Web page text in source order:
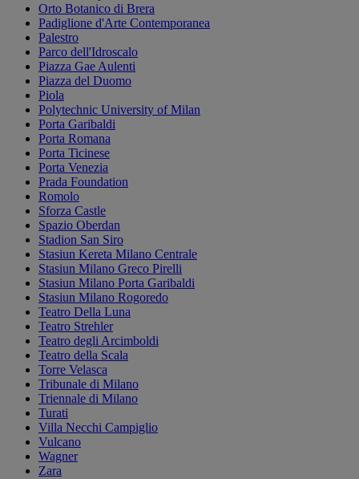
Orto Botanico di Brera
Padiglione d'Arte Contemporanea
Palestro
Parco dell'Idroscalo
Piazza Gae Aulenti
Piazza del Duomo
Piola
Polytechnic University of Milan
Porta Garibaldi
Porta Romana
Porta Ticinese
Porta Venezia
Prada Foundation
Romolo
Sforza Castle
Spazio Oberdan
Stadion San Siro
Stasiun Kereta Milano Centrale
Stasiun Milano Greco Pirelli
Stasiun Milano Porta Garibaldi
Stasiun Milano Rogoredo
Teatro Della Luna
Teatro Strehler
Teatro degli Arcimboldi
Teatro della Scala
Torre Velasca
Tribunale di Milano
Triennale di Milano
Turati
Villa Necchi Campiglio
Vulcano
Wagner
Zara